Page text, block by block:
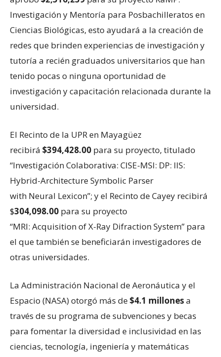
Investigación y Mentoría para Posbachilleratos en
Ciencias Biológicas, esto ayudará a la creación de
redes que brinden experiencias de investigación y
tutoría a recién graduados universitarios que han
tenido pocas o ninguna oportunidad de
investigación y capacitación relacionada durante la
universidad.
El Recinto de la UPR en Mayagüez
recibirá $394,428.00 para su proyecto, titulado
“Investigación Colaborativa: CISE-MSI: DP: IIS:
Hybrid-Architecture Symbolic Parser
with Neural Lexicon”; y el Recinto de Cayey recibirá
$304,098.00 para su proyecto
“MRI: Acquisition of X-Ray Difraction System” para
el que también se beneficiarán investigadores de
otras universidades.
La Administración Nacional de Aeronáutica y el
Espacio (NASA) otorgó más de$4.1 millonesa
través de su programa de subvenciones y becas
para fomentar la diversidad e inclusividad en las
ciencias, tecnología, ingeniería y matemáticas